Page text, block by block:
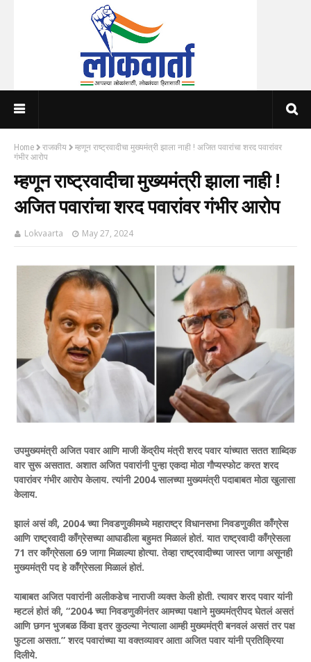
Home राजकीय
म्हणून राष्ट्रवादीचा मुख्यमंत्री झाला नाही ! अजित पवारांचा शरद पवारांवर
गंभीर आरोप
म्हणून राष्ट्रवादीचा मुख्यमंत्री झाला नाही !
अजित पवारांचा शरद पवारांवर गंभीर आरोप
Lokvaarta May 27, 2024
उपमुख्यमंत्री अजित पवार आणि माजी केंद्रीय मंत्री शरद पवार यांच्यात सतत शाब्दिक
वार सुरू असतात. अशात अजित पवारांनी पुन्हा एकदा मोठा गौप्यस्फोट करत शरद
पवारांवर गंभीर आरोप केलाय. त्यांनी 2004 सालच्या मुख्यमंत्री पदाबाबत मोठा खुलासा
केलाय.
झालं असं की, 2004 च्या निवडणुकीमध्ये महाराष्ट्र विधानसभा निवडणुकीत काँग्रेस
आणि राष्ट्रवादी काँग्रेसच्या आघाडीला बहुमत मिळालं होतं. यात राष्ट्रवादी काँग्रेसला
71 तर काँग्रेसला 69 जागा मिळाल्या होत्या. तेव्हा राष्ट्रवादीच्या जास्त जागा असूनही
मुख्यमंत्री पद हे कॉँग्रेसला मिळालं होतं.
याबाबत अजित पवारांनी अलीकडेच नाराजी व्यक्त केली होती. त्यावर शरद पवार यांनी
म्हटलं होतं की, “2004 च्या निवडणुकीनंतर आमच्या पक्षाने मुख्यमंत्रीपद घेतलं असतं
आणि छगन भुजबळ किंवा इतर कुठल्या नेत्याला आम्ही मुख्यमंत्री बनवलं असतं तर पक्ष
फुटला असता.” शरद पवारांच्या या वक्तव्यावर आता अजित पवार यांनी प्रतिक्रिया
दिलीये.